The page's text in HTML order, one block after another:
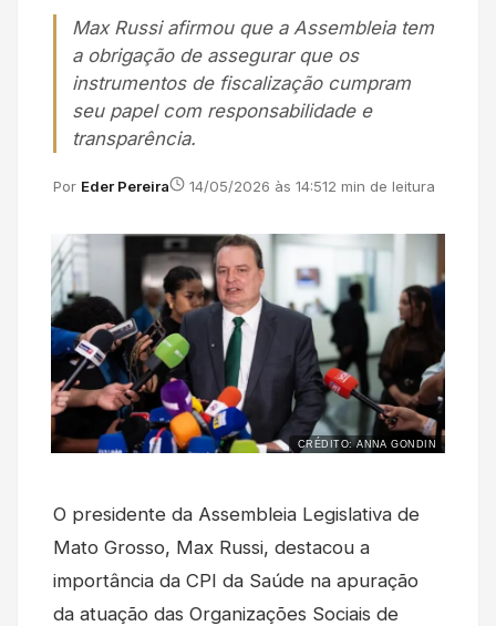
Max Russi afirmou que a Assembleia tem
a obrigação de assegurar que os
instrumentos de fiscalização cumpram
seu papel com responsabilidade e
transparência.
Por Eder Pereira 14/05/2026 às 14:512 min de leitura
CRÉDITO: ANNA GONDIN
O presidente da Assembleia Legislativa de
Mato Grosso, Max Russi, destacou a
importância da CPI da Saúde na apuração
da atuação das Organizações Sociais de